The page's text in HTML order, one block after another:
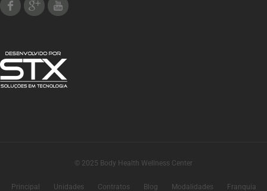
© 2025 Body Health Wellness Center
Principal Unidades Contratos Blog Modalidades Franquia